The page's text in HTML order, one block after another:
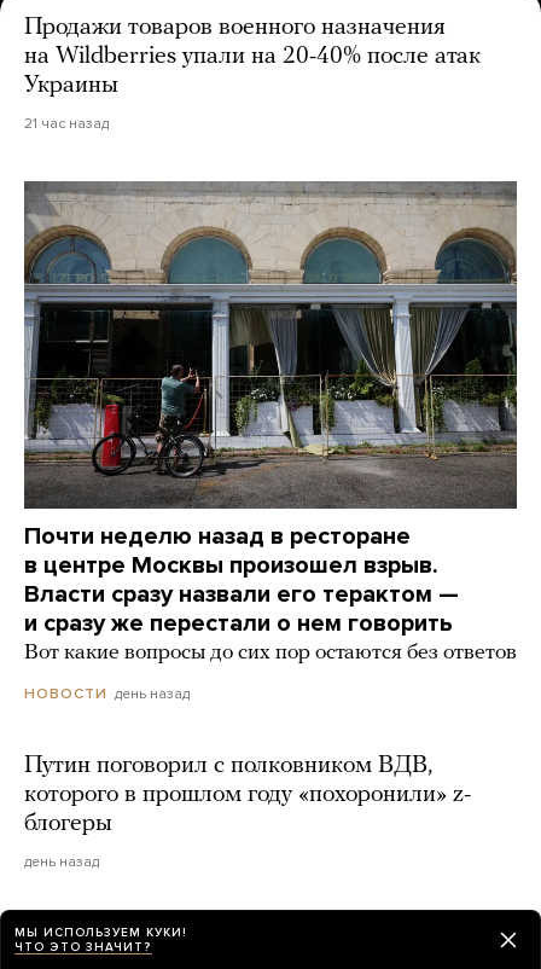
Продажи товаров военного назначения
на Wildberries упали на 20-40% после атак
Украины
21 час назад
Почти неделю назад в ресторане
в центре Москвы произошел взрыв.
Власти сразу назвали его терактом —
и сразу же перестали о нем говорить
Вот какие вопросы до сих пор остаются без ответов
НОВОСТИ день назад
Путин поговорил с полковником ВДВ,
которого в прошлом году «похоронили» z-
блогеры
день назад
МЫ ИСПОЛЬЗУЕМ КУКИ!
ЧТО ЭТО ЗНАЧИТ?